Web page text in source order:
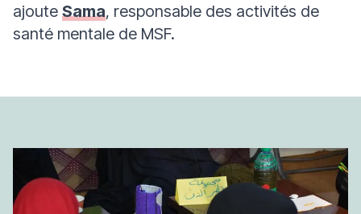
ajoute Sama, responsable des activités de
santé mentale de MSF.